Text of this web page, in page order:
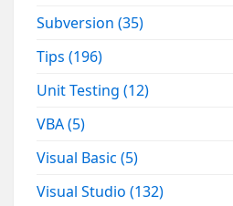
Subversion(35)
Tips(196)
Unit Testing(12)
VBA(5)
Visual Basic(5)
Visual Studio(132)